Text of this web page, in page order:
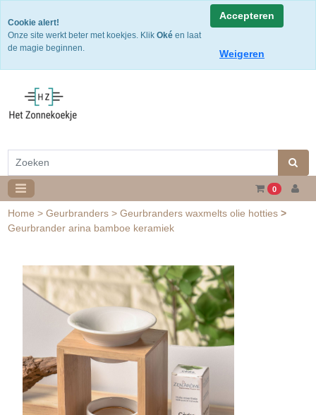
Gratis verzending v.a. €50,- NL of €75,-BE/DU
30 dagen retourtermijn
0
Home > Geurbranders > Geurbranders waxmelts olie hotties >
Geurbrander arina bamboe keramiek
Cookie alert!
Onze site werkt beter met koekjes. Klik Oké en laat
de magie beginnen.
Accepteren
Weigeren